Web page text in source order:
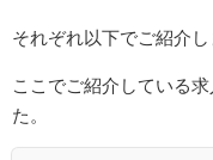
それぞれ以下でご紹介し
ここでご紹介している求
た。